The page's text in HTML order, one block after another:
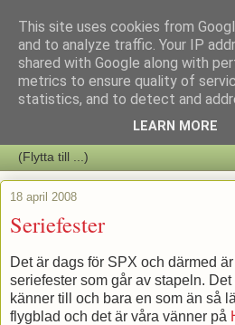
Staffars Seriers
Vi skriver om serienyheter av alla de
18 april 2008
Seriefester
Det är dags för SPX och därmed
seriefester som går av stapeln.
känner till och bara en som än så
flygblad och det är våra vänner på
This site uses cookies from
and to analyze traffic. Your IP
shared with Google along with
metrics to ensure quality of
statistics, and to detect and
LEARN MORE